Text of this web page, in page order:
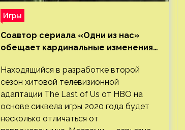
Игры
Соавтор сериала «Одни из нас»
обещает кардинальные изменения
Находящийся в разработке второй
сезон хитовой телевизионной
адаптации The Last of Us от HBO на
основе сиквела игры 2020 года будет
несколько отличаться от